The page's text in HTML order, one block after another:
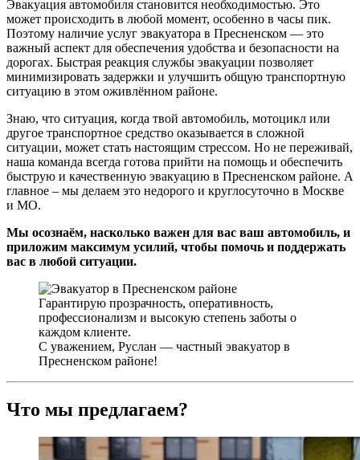
Эвакуация автомобиля становится необходимостью. Это
может происходить в любой момент, особенно в часы пик.
Поэтому наличие услуг эвакуатора в Пресненском — это
важный аспект для обеспечения удобства и безопасности на
дорогах. Быстрая реакция службы эвакуации позволяет
минимизировать задержки и улучшить общую транспортную
ситуацию в этом оживлённом районе.
Знаю, что ситуация, когда твой автомобиль, мотоцикл или
другое транспортное средство оказывается в сложной
ситуации, может стать настоящим стрессом. Но не переживай,
наша команда всегда готова прийти на помощь и обеспечить
быструю и качественную эвакуацию в Пресненском районе. А
главное – мы делаем это недорого и круглосуточно в Москве
и МО.
Мы осознаём, насколько важен для вас ваш автомобиль, и
приложим максимум усилий, чтобы помочь и поддержать
вас в любой ситуации.
Гарантирую прозрачность, оперативность,
профессионализм и высокую степень заботы о
каждом клиенте.
С уважением, Руслан — частный эвакуатор в
Пресненском районе!
Что мы предлагаем?